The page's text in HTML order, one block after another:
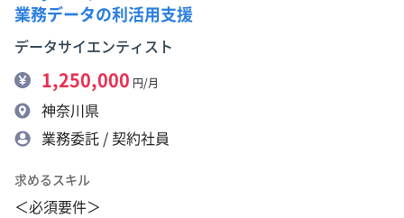
業務データの利活用支援
データサイエンティスト
1,250,000 円/月
神奈川県
業務委託 / 契約社員
求めるスキル
＜必須要件＞